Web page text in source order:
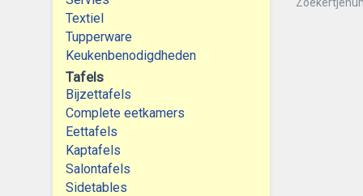
Textiel
Tupperware
Keukenbenodigdheden
Tafels
Bijzettafels
Complete eetkamers
Eettafels
Kaptafels
Salontafels
Sidetables